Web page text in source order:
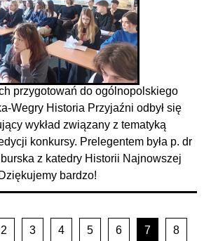
przygotowań do ogólnopolskiego
Wegry Historia Przyjaźni odbył się
wykład związany z tematyką
konkursy. Prelegentem była p. dr
z katedry Historii Najnowszej
bardzo!
2 3 4 5 6 7 8